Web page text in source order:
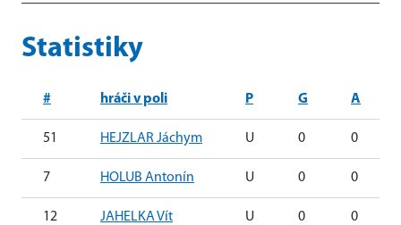
Statistiky
# hráči v poli P G A
51 HEJZLAR Jáchym U 0 0
7 HOLUB Antonín U 0 0
12 JAHELKA Vít U 0 0